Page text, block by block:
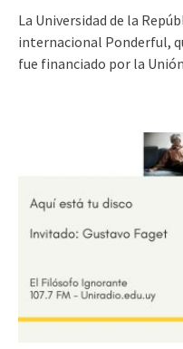
La Universidad de la
internacional Ponderful,
fue financiado por la Unión